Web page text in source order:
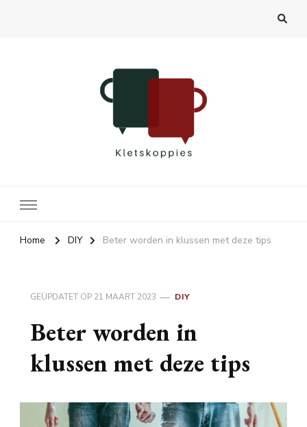
Home DIY Beter worden in klussen met deze tips
GEÜPDATET OP 21 MAART 2023 DIY
Beter worden in
klussen met deze tips